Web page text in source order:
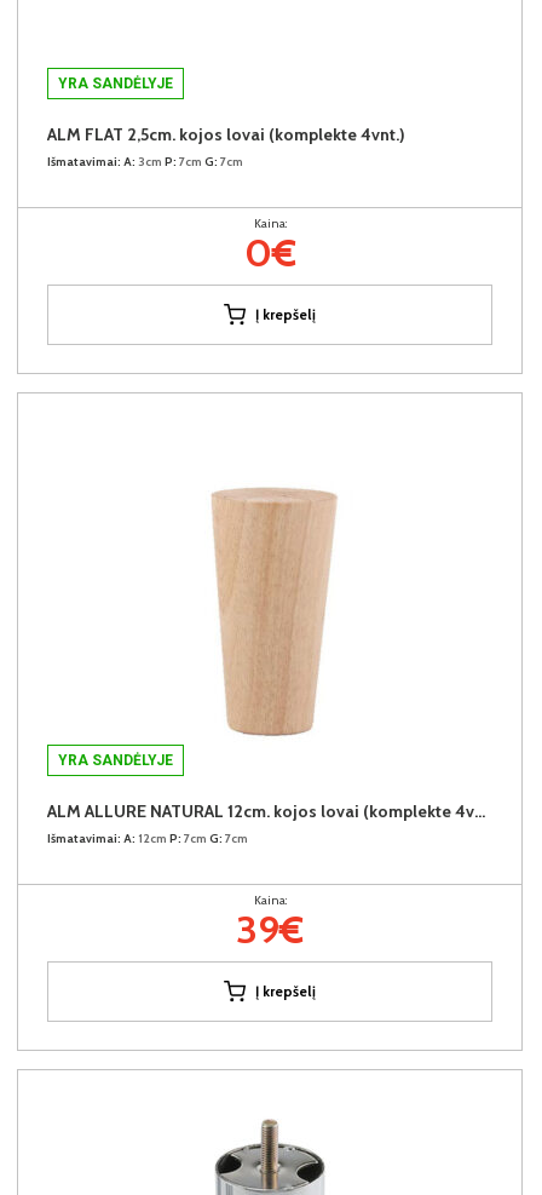
YRA SANDĖLYJE
ALM FLAT 2,5cm. kojos lovai (komplekte 4vnt.)
Išmatavimai: A: 3cm P: 7cm G: 7cm
Kaina:
0€
Į krepšelį
YRA SANDĖLYJE
ALM ALLURE NATURAL 12cm. kojos lovai (komplekte 4vnt.) + 39€
Išmatavimai: A: 12cm P: 7cm G: 7cm
Kaina:
39€
Į krepšelį